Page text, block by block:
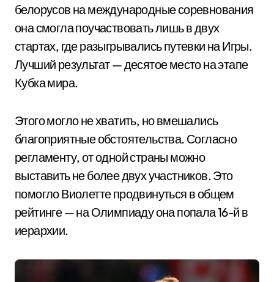
белорусов на международные соревнования
она смогла поучаствовать лишь в двух
стартах, где разыгрывались путевки на Игры.
Лучший результат — десятое место на этапе
Кубка мира.
Этого могло не хватить, но вмешались
благоприятные обстоятельства. Согласно
регламенту, от одной страны можно
выставить не более двух участников. Это
помогло Виолетте продвинуться в общем
рейтинге — на Олимпиаду она попала 16-й в
иерархии.